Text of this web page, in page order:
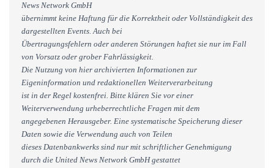
News Network GmbH
übernimmt keine Haftung für die Korrektheit oder Vollständigkeit des
dargestellten Events. Auch bei
Übertragungsfehlern oder anderen Störungen haftet sie nur im Fall
von Vorsatz oder grober Fahrlässigkeit.
Die Nutzung von hier archivierten Informationen zur
Eigeninformation und redaktionellen Weiterverarbeitung
ist in der Regel kostenfrei. Bitte klären Sie vor einer
Weiterverwendung urheberrechtliche Fragen mit dem
angegebenen Herausgeber. Eine systematische Speicherung dieser
Daten sowie die Verwendung auch von Teilen
dieses Datenbankwerks sind nur mit schriftlicher Genehmigung
durch die United News Network GmbH gestattet